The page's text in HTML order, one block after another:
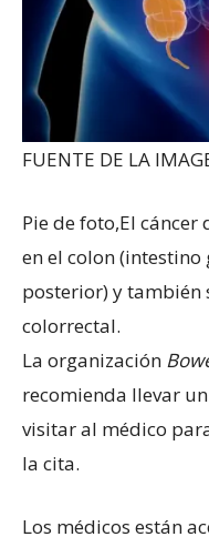
FUENTE DE LA
Pie de foto,El cáncer
en el colon (intestino
posterior) y también
colorrectal.
La organización
recomienda llevar
visitar al médico
la cita.
Los médicos están